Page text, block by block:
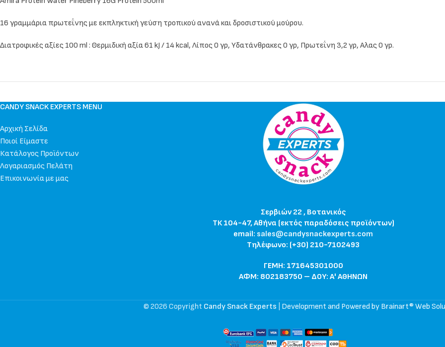
16 γραμμάρια πρωτεΐνης με εκπληκτική γεύση τροπικού ανανά και δροσιστικού μούρου.
Διατροφικές αξίες 100 ml : Θερμιδική αξία 61 kJ / 14 kcal, Λίπος 0 γρ, Υδατάνθρακες 0 γρ, Πρωτεΐνη 3,2 γρ, Αλας 0 γρ.
CANDY SNACK EXPERTS MENU
Αρχική Σελίδα
Ποιοί Είμαστε
Κατάλογος Προϊόντων
Λογαριασμός Πελάτη
Επικοινωνία με μας
Σερβιών 22 , Βοτανικός
ΤΚ 104-47, Αθήνα (εκτός παραδόσεις προϊόντων)
email: sales@candysnackexperts.com
Τηλέφωνο: (+30) 210-7102493
ΓΕΜΗ: 171645301000
ΑΦΜ: 802183750 – ΔΟΥ: Α' ΑΘΗΝΩΝ
© 2026 Copyright Candy Snack Experts Development and Powered by Brainart® Web